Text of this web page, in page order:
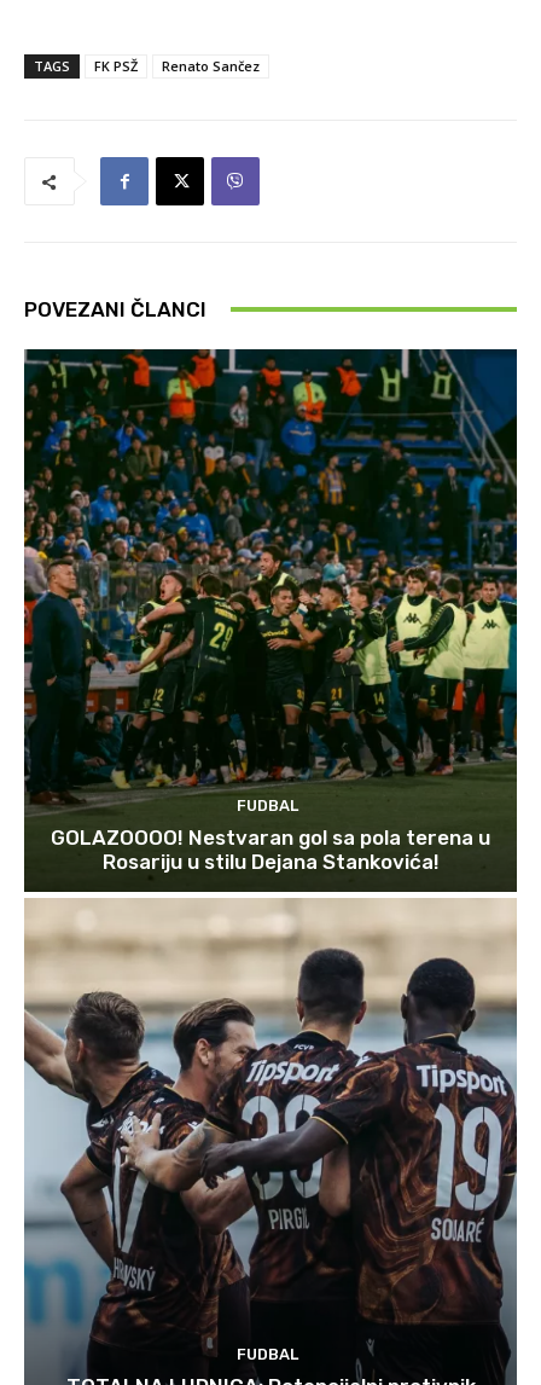
TAGS FK PSŽ Renato Sančez
POVEZANI ČLANCI
FUDBAL
GOLAZOOOO! Nestvaran gol sa pola terena u
Rosariju u stilu Dejana Stankovića!
FUDBAL